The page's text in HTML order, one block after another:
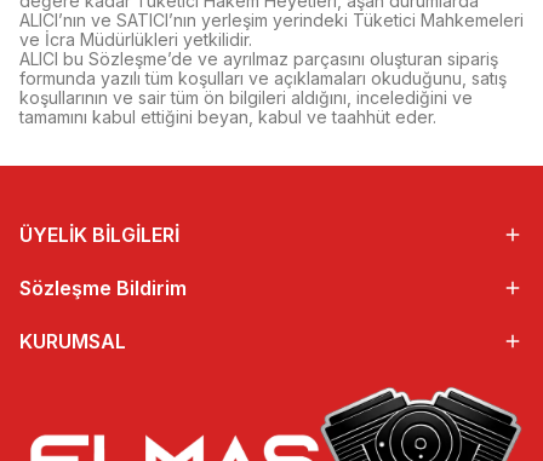
ALICI’nın ve SATICI’nın yerleşim yerindeki Tüketici Mahkemeleri
ve İcra Müdürlükleri yetkilidir.
ALICI bu Sözleşme’de ve ayrılmaz parçasını oluşturan sipariş
formunda yazılı tüm koşulları ve açıklamaları okuduğunu, satış
koşullarının ve sair tüm ön bilgileri aldığını, incelediğini ve
tamamını kabul ettiğini beyan, kabul ve taahhüt eder.
ÜYELİK BİLGİLERİ
Sözleşme Bildirim
KURUMSAL